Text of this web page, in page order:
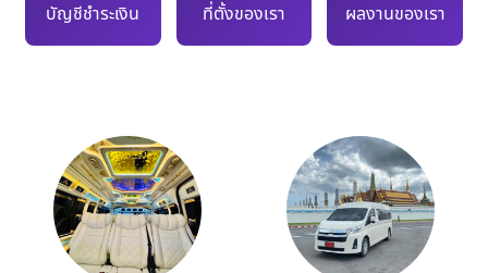
บัญชีชำระเงิน ที่ตั้งของเรา ผลงานของเรา